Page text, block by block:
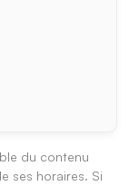
du contenu
ses horaires. Si